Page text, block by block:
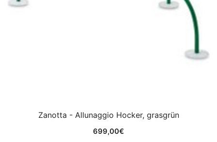
Zanotta - Allunaggio Hocker, grasgrün
699,00€